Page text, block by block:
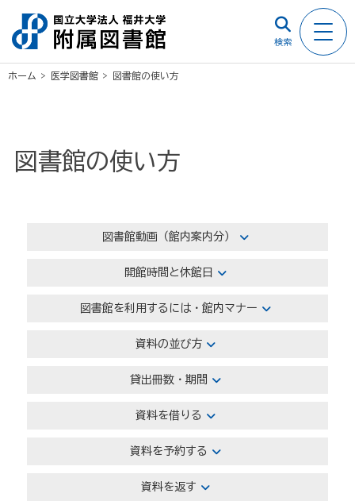
検索
ホーム > 医学図書館 > 図書館の使い方
図書館の使い方
図書館動画（館内案内分）
開館時間と休館日
図書館を利用するには・館内マナー
資料の並び方
貸出冊数・期間
資料を借りる
資料を予約する
資料を返す